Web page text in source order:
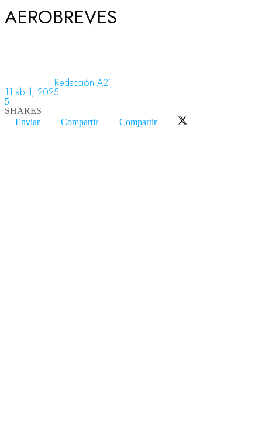
Aeronáutica
Aeropuertos
AEROBREVES
Redacción A21
11 abril, 2025
5
SHARES
Enviar
Compartir Compartir